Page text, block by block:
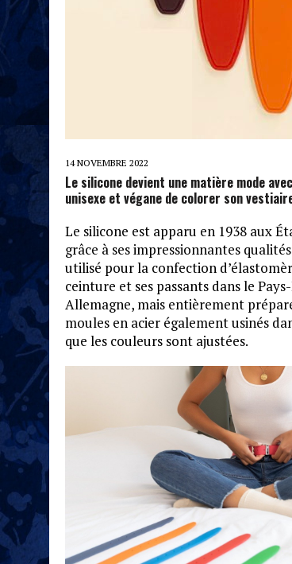
14 NOVEMBRE 2022
Le silicone devient une matière mode
unisexe et végane de colorer son
Le silicone est apparu en 1938 aux
grâce à ses impressionnantes
utilisé pour la confection
ceinture et ses passants dans le
Allemagne, mais entièrement
moules en acier également usinés
que les couleurs sont ajustées.